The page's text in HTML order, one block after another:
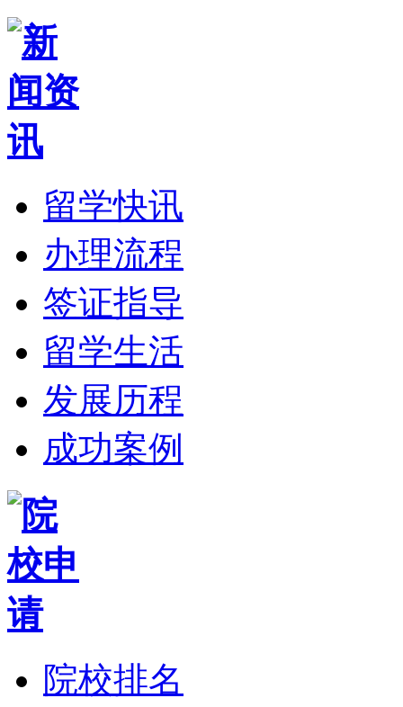
留学快讯
办理流程
签证指导
留学生活
发展历程
成功案例
院校排名